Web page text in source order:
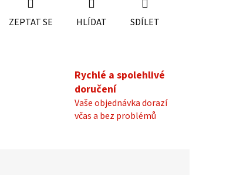
ZEPTAT SE HLÍDAT SDÍLET
Rychlé a spolehlivé
doručení
Vaše objednávka dorazí
včas a bez problémů